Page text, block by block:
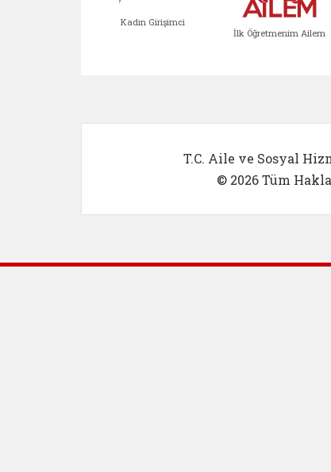
Kadın Girişimci
İlk Öğretmenim Ailem
T.C. Aile ve Sosyal
© 2026 Tüm